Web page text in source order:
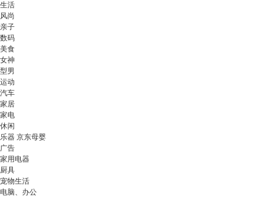
生活
风尚
亲子
数码
美食
女神
型男
运动
汽车
家居
家电
休闲
乐器 京东母婴
广告
家用电器
厨具
宠物生活
电脑、办公